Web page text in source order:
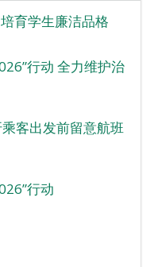
育学生廉洁品格
行动 全力维护治
客出发前留意航班
行动